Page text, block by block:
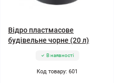
Відро пластмасове
будівельне чорне (20 л)
В наявності
Код товару: 601